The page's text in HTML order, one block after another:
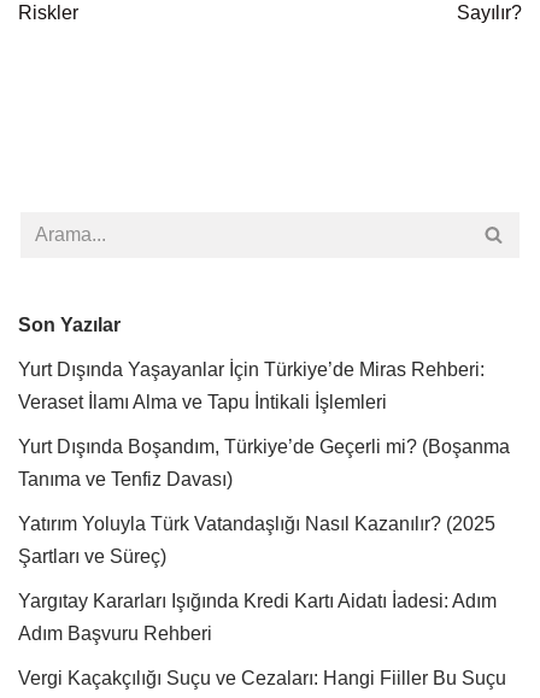
Riskler
Sayılır?
Son Yazılar
Yurt Dışında Yaşayanlar İçin Türkiye’de Miras Rehberi:
Veraset İlamı Alma ve Tapu İntikali İşlemleri
Yurt Dışında Boşandım, Türkiye’de Geçerli mi? (Boşanma
Tanıma ve Tenfiz Davası)
Yatırım Yoluyla Türk Vatandaşlığı Nasıl Kazanılır? (2025
Şartları ve Süreç)
Yargıtay Kararları Işığında Kredi Kartı Aidatı İadesi: Adım
Adım Başvuru Rehberi
Vergi Kaçakçılığı Suçu ve Cezaları: Hangi Fiiller Bu Suçu